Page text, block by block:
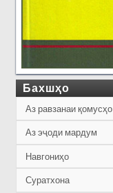
Бахшҳо
Аз равзанаи қомусҳо
Аз эҷоди мардум
Навгониҳо
Суратхона